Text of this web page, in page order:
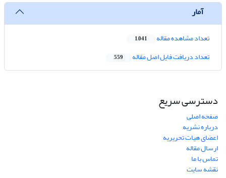
آمار
تعداد مشاهده مقاله 1,041
تعداد دریافت فایل اصل مقاله 559
دسترسی سریع
صفحه اصلی
درباره نشریه
اعضای هیات تحریریه
ارسال مقاله
تماس با ما
نقشه سایت